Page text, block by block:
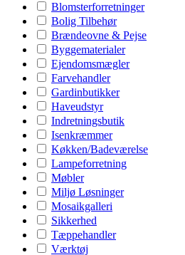
Blomsterforretninger
Bolig Tilbehør
Brændeovne & Pejse
Byggematerialer
Ejendomsmægler
Farvehandler
Gardinbutikker
Haveudstyr
Indretningsbutik
Isenkræmmer
Køkken/Badeværelse
Lampeforretning
Møbler
Miljø Løsninger
Mosaikgalleri
Sikkerhed
Tæppehandler
Værktøj